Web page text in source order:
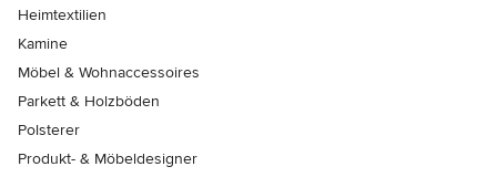
Heimtextilien
Kamine
Möbel & Wohnaccessoires
Parkett & Holzböden
Polsterer
Produkt- & Möbeldesigner